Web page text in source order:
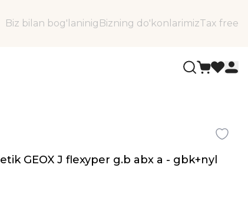
Biz bilan bog'laninig Bizning do'konlarimizTax free
GEOX J flexyper g.b abx a - gbk+nyl